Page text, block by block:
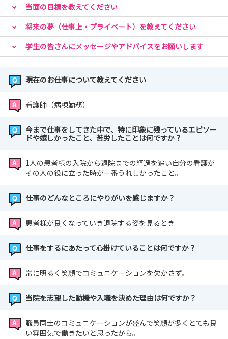
当面の目標を教えてください
将来の夢（仕事上・プライベート）を教えてください
学生の皆さんにメッセージやアドバイスをお願いします
現在のお仕事について教えてください
看護師（病棟勤務）
今まで仕事をしてきた中で、特に印象に残っているエピソー
ドや嬉しかったこと、苦労したことは何ですか？
1人の患者様の入院から退院までの経過を追い自分の看護が
その人の役に立った時が一番うれしかったこと。
仕事のどんなところにやりがいを感じますか？
患者様が良くなっていき退院する姿を見るとき
仕事をするにあたって心掛けていることは何ですか？
常に明るく笑顔でコミュニケーションを欠かさず。
当院を志望した動機や入職を決めた理由は何ですか？
職員同士のコミュニケーションが盛んで笑顔が多くとても良
い雰囲気で働きたいと思ったから。